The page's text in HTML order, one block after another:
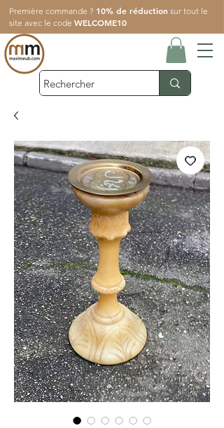
Première commande ? 10% de réduction sur tout le
site avec le code WELCOME10